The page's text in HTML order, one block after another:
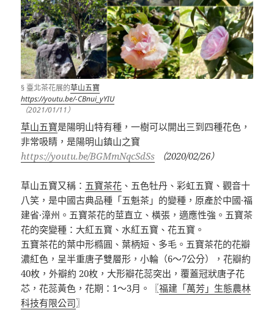
§ 臺北茶花展的草山五寶
https://youtu.be/-CBnui_yYIU
（2021/01/11）
草山五寶是陽明山特有種，一樹可以開出三到四種花色，
非常吸睛，是陽明山鎮山之寶
https://youtu.be/BGMmNqcSdSs
（2020/02/26）
草山五寶又稱： 五寶茶花 、五色牡丹、彩虹五寶、觀音十
八笑，是中國古典品種「五魁茶」的變種，原產於中國·福
建省·漳州。五寶茶花的莖直立、橫張，適應性強。五寶茶
花的突變種：大紅五寶、水紅五寶、花五寶。
五寶茶花的葉中形橢圓、葉柄短、多毛。五寶茶花的花瓣
濃紅色，呈半重唐子雙層形，小輪（6～7公分），花瓣約
40枚，外瓣約 20枚，大形瓣花蕊突出，覆蓋冠狀唐子花
芯，花蕊黃色，花期： 1～3月。〖福建「萬芳」生態農林
科技有限公司〗